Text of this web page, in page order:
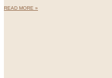
READ MORE »